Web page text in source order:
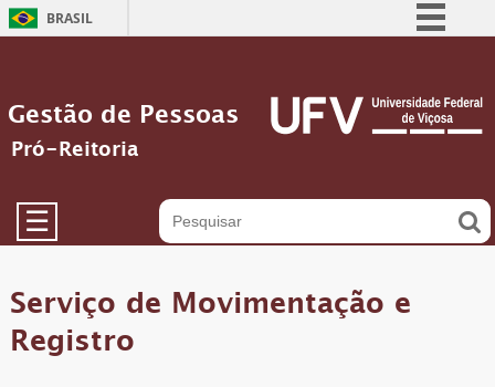
BRASIL
Participe
Legislação
Gestão de Pessoas
Pró-Reitoria
☰
Serviço de Movimentação e
Registro